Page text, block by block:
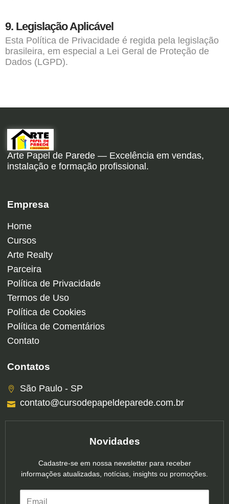
9. Legislação Aplicável
Esta Política de Privacidade é regida pela legislação
brasileira, em especial a Lei Geral de Proteção de
Dados (LGPD).
Arte Papel de Parede — Excelência em vendas,
instalação e formação profissional.
Empresa
Home
Cursos
Arte Realty
Parceira
Política de Privacidade
Termos de Uso
Política de Cookies
Política de Comentários
Contato
Contatos
São Paulo - SP
contato@cursodepapeldeparede.com.br
Novidades
Cadastre-se em nossa newsletter para receber
informações atualizadas, notícias, insights ou promoções.